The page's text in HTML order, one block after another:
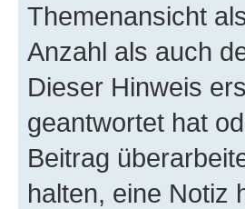
Themenansicht
Anzahl als auch
Dieser Hinweis
geantwortet hat
Beitrag
halten, eine Notiz